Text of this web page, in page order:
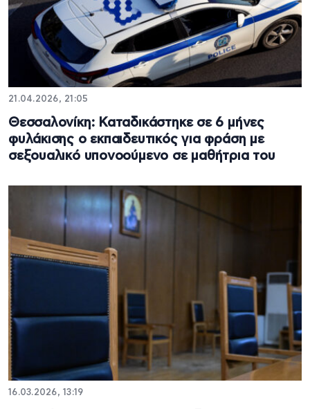
21.04.2026, 21:05
Θεσσαλονίκη: Καταδικάστηκε σε 6 μήνες
φυλάκισης ο εκπαιδευτικός για φράση με
σεξουαλικό υπονοούμενο σε μαθήτρια του
16.03.2026, 13:19